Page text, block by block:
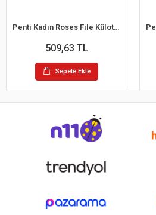
Penti Kadın Roses File Külotlu Çorap
509,63 TL
Sepete Ekle